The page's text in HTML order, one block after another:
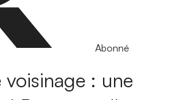
Abonné
: une